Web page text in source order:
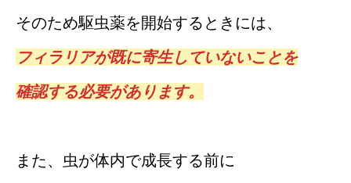
そのため駆虫薬を開始するときには、
フィラリアが既に寄生していないことを
確認する必要があります。
また、虫が体内で成長する前に